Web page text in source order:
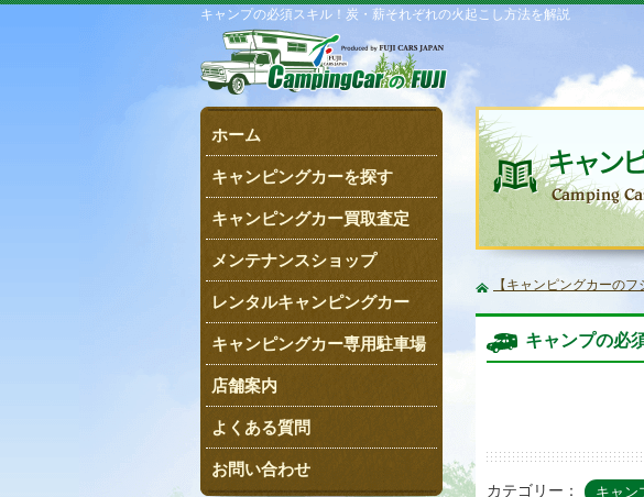
キャンプの必須スキル！炭・薪それぞれの火起こし方法を解説
【キャンピングカーのフ
キャンプの必
カテゴリー： キャン
ホーム
キャンピングカーを探す
キャンピングカー買取査定
メンテナンスショップ
レンタルキャンピングカー
キャンピングカー専用駐車場
店舗案内
よくある質問
お問い合わせ